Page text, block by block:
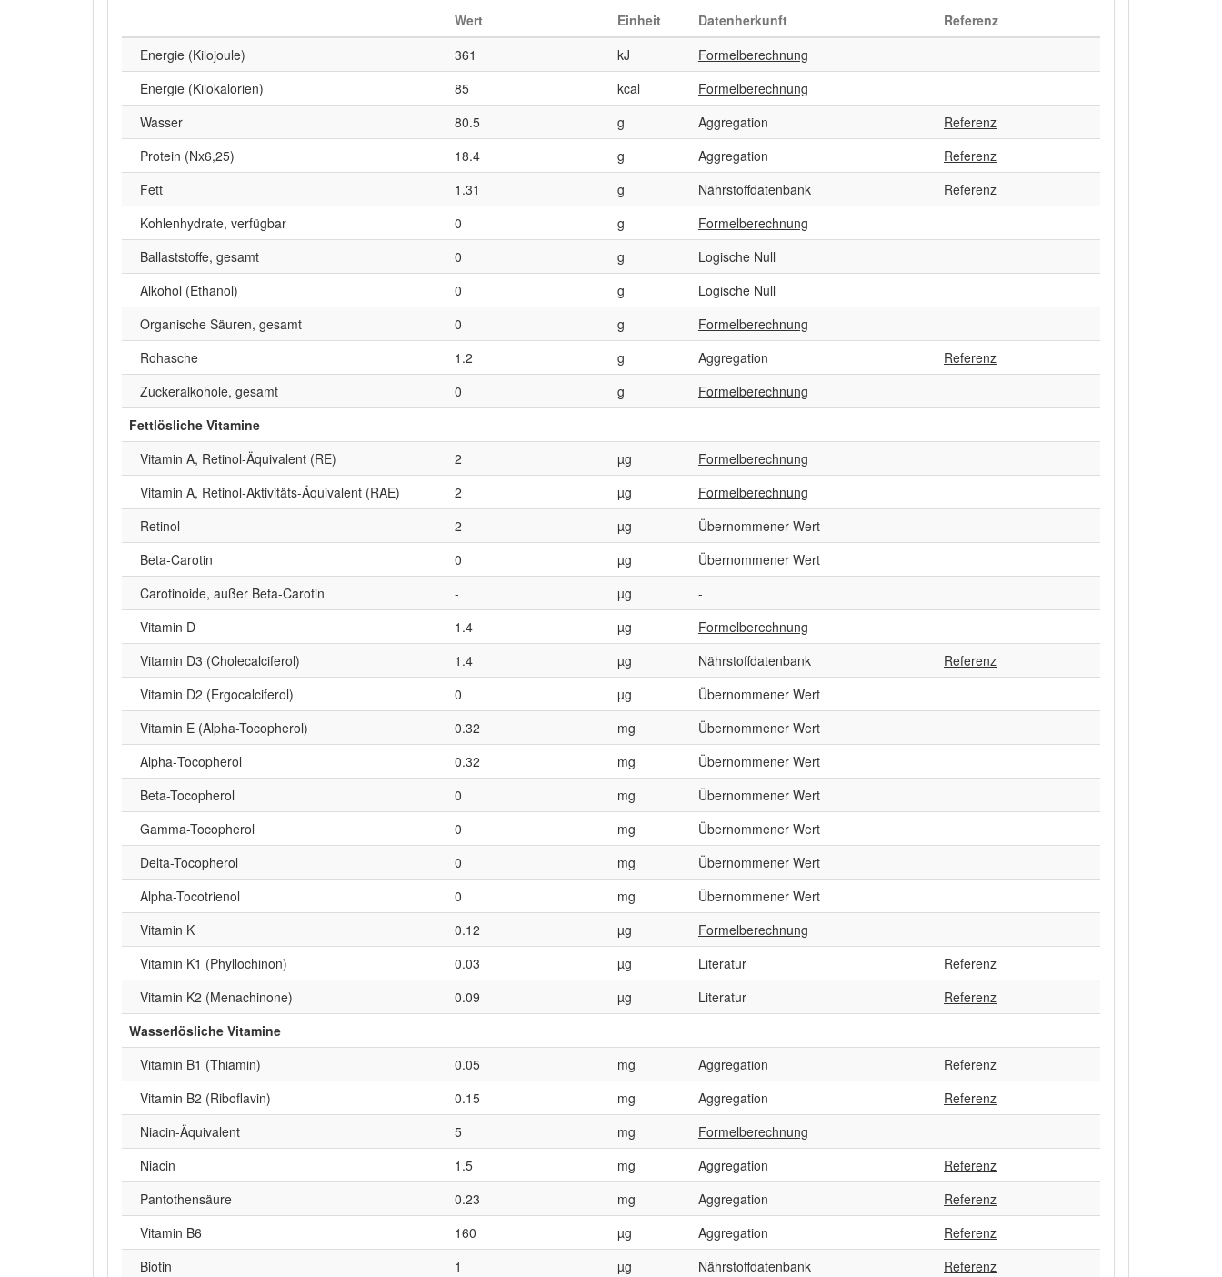
Wert Einheit Datenherkunft
Referenz
Energie (Kilojoule)
361 kJ
Formelberechnung
Energie (Kilokalorien)
85 kcal
Formelberechnung
Wasser
80.5 g Aggregation
Referenz
Protein (Nx6,25)
18.4 g Aggregation
Referenz
Fett
1.31 g Nährstoffdatenbank
Referenz
Kohlenhydrate, verfügbar
0 g
Formelberechnung
Ballaststoffe, gesamt
0 g
Logische Null
Alkohol (Ethanol)
0 g
Logische Null
Organische Säuren, gesamt
0 g
Formelberechnung
Rohasche
1.2 g Aggregation
Referenz
Zuckeralkohole, gesamt
0 g
Formelberechnung
Fettlösliche Vitamine
Vitamin A, Retinol-Äquivalent (RE)
2 µg
Formelberechnung
Vitamin A, Retinol-Aktivitäts-Äquivalent (RAE)
2 µg
Formelberechnung
Retinol
2 µg
Übernommener Wert
Beta‑Carotin
0 µg
Übernommener Wert
Carotinoide, außer Beta-Carotin
- µg
-
Vitamin D
1.4 µg
Formelberechnung
Vitamin D3 (Cholecalciferol)
1.4 µg Nährstoffdatenbank
Referenz
Vitamin D2 (Ergocalciferol)
0 µg
Übernommener Wert
Vitamin E (Alpha-Tocopherol)
0.32 mg
Übernommener Wert
Alpha‑Tocopherol
0.32 mg
Übernommener Wert
Beta-Tocopherol
0 mg
Übernommener Wert
Gamma-Tocopherol
0 mg
Übernommener Wert
Delta-Tocopherol
0 mg
Übernommener Wert
Alpha-Tocotrienol
0 mg
Übernommener Wert
Vitamin K
0.12 µg
Formelberechnung
Vitamin K1 (Phyllochinon)
0.03 µg Literatur
Referenz
Vitamin K2 (Menachinone)
0.09 µg Literatur
Referenz
Wasserlösliche Vitamine
Vitamin B1 (Thiamin)
0.05 mg Aggregation
Referenz
Vitamin B2 (Riboflavin)
0.15 mg Aggregation
Referenz
Niacin-Äquivalent
5 mg
Formelberechnung
Niacin
1.5 mg Aggregation
Referenz
Pantothensäure
0.23 mg Aggregation
Referenz
Vitamin B6
160 µg Aggregation
Referenz
Biotin
1 µg Nährstoffdatenbank
Referenz